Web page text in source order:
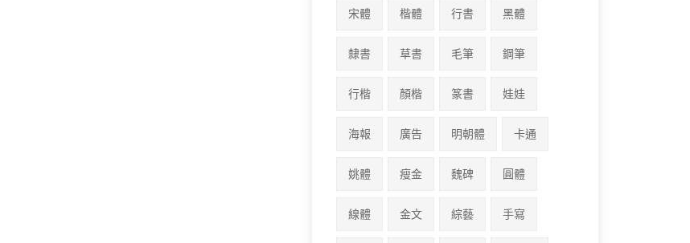
宋體 楷體 行書 黑體
隸書 草書 毛筆 鋼筆
行楷 顏楷 篆書 娃娃
海報 廣告 明朝體 卡通
姚體 瘦金 魏碑 圓體
線體 金文 綜藝 手寫